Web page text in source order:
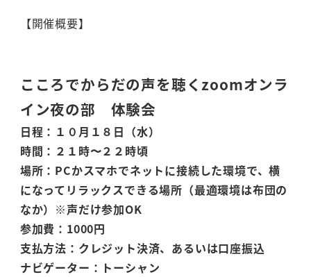
【開催概要】
こころでからだの声を聴くzoomオンラ
イン夜の部 体験会
日程：１０月１８日（水）
時間：２１時〜２２時頃
場所：PCかスマホでネットに接続した環境で、横
になってリラックスできる場所（最適環境は布団の
なか）※声だけ参加OK
参加費：1000円
支払方法：クレジット決済、あるいは口座振込
ナビゲーター：トーシャン